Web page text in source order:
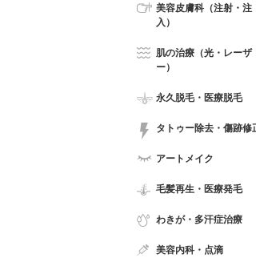
美容皮膚科（注射・注
入）
肌の治療（光・レーザ
ー）
永久脱毛・医療脱毛
タトゥー除去・傷跡修
アートメイク
毛髪再生・医療発毛
わきが・多汗症治療
美容内科・点滴